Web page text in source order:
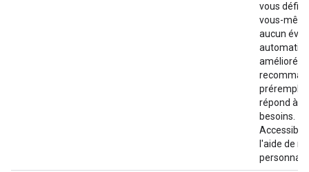
vous
vous-
aucun
amélioré
prérempli
répond à
besoins.
l'aide de